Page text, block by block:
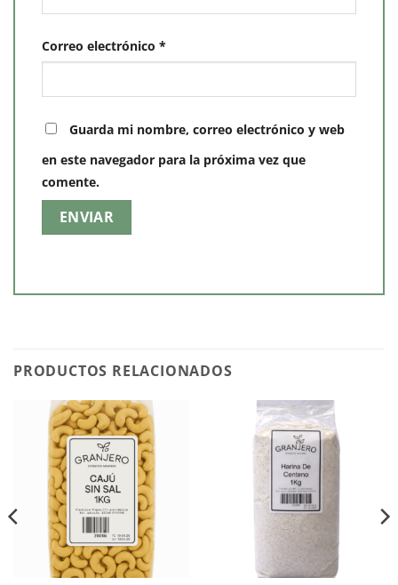
Correo electrónico *
Guarda mi nombre, correo electrónico y web
en este navegador para la próxima vez que
comente.
PRODUCTOS RELACIONADOS